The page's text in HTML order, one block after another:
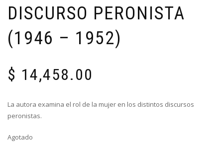
DISCURSO PERONISTA
(1946 – 1952)
$ 14,458.00
La autora examina el rol de la mujer en los distintos discursos
peronistas.
Agotado